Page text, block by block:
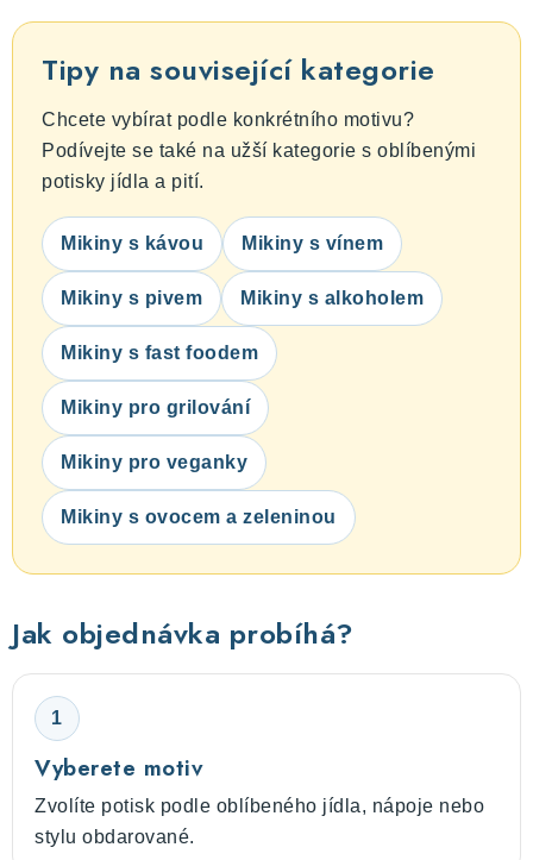
Tipy na související kategorie
Chcete vybírat podle konkrétního motivu?
Podívejte se také na užší kategorie s oblíbenými
potisky jídla a pití.
Mikiny s kávou Mikiny s vínem
Mikiny s pivem Mikiny s alkoholem
Mikiny s fast foodem
Mikiny pro grilování
Mikiny pro veganky
Mikiny s ovocem a zeleninou
Jak objednávka probíhá?
1
Vyberete motiv
Zvolíte potisk podle oblíbeného jídla, nápoje nebo
stylu obdarované.